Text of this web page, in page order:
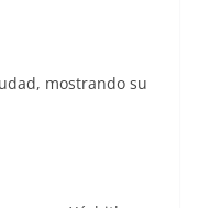
mostrando su